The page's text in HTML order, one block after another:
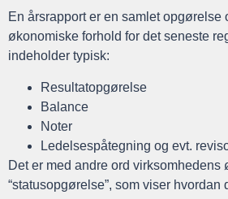
En årsrapport er en samlet opgørelse
økonomiske forhold for det seneste
indeholder typisk:
Resultatopgørelse
Balance
Noter
Ledelsespåtegning og evt.
Det er med andre ord virksomhedens
“statusopgørelse”, som viser hvordan